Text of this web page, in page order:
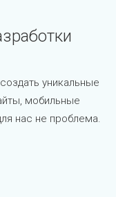
уникальные
мобильные
нас не проблема.